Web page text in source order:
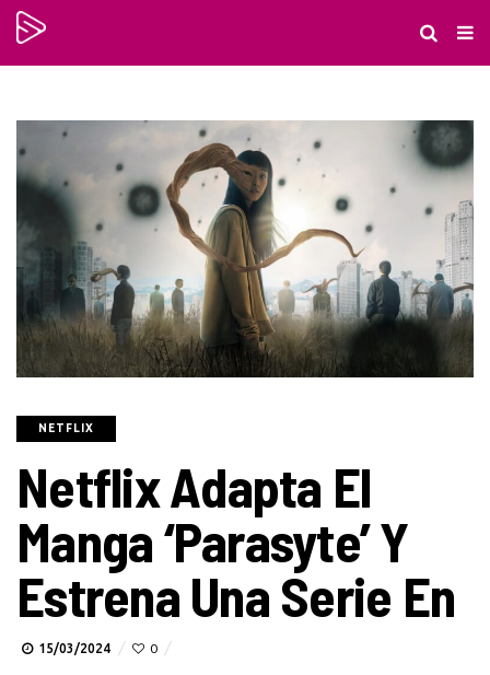
NETFLIX
Netflix Adapta El
Manga ‘Parasyte’ Y
Estrena Una Serie En
15/03/2024 0